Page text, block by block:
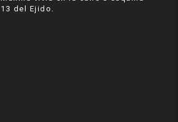
13 del Ejido.